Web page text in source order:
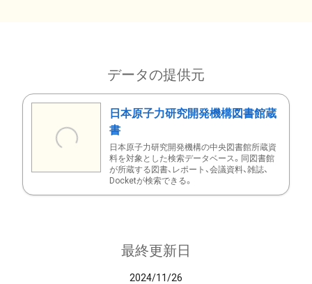
データの提供元
日本原子力研究開発機構図書館蔵
書
日本原子力研究開発機構の中央図書館所蔵資
料を対象とした検索データベース。同図書館
が所蔵する図書、レポート、会議資料、雑誌、
Docketが検索できる。
最終更新日
2024/11/26